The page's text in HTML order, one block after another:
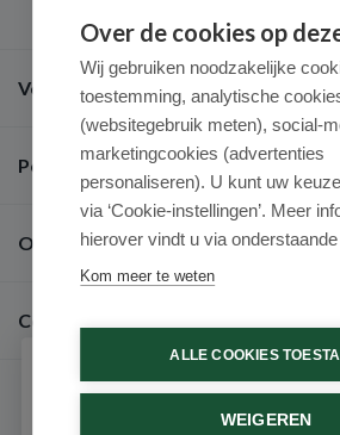
Veel gestelde vragen
Populaire merken
Over ons
Contact
Over de cookies op
Wij gebruiken noodzakelijke
toestemming, analytische
(websitegebruik meten), social-
marketingcookies (advertenties
personaliseren). U kunt uw
via ‘Cookie-instellingen’. Meer
hierover vindt u via
Kom meer te weten
ALLE COOKIES
WEIGEREN
Schrijf je in voor onze
Ontvang als eerste de beste